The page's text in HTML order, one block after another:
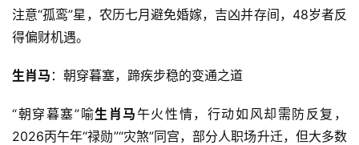
注意“孤鸾”星，农历七月避免婚嫁，吉凶并存间，48岁者反
得偏财机遇。
生肖马 ：朝穿暮塞，蹄疾步稳的变通之道
“朝穿暮塞”喻生肖马午火性情，行动如风却需防反复，
2026丙午年“禄勋”“灾煞”同宫，部分人职场升迁，但大多数